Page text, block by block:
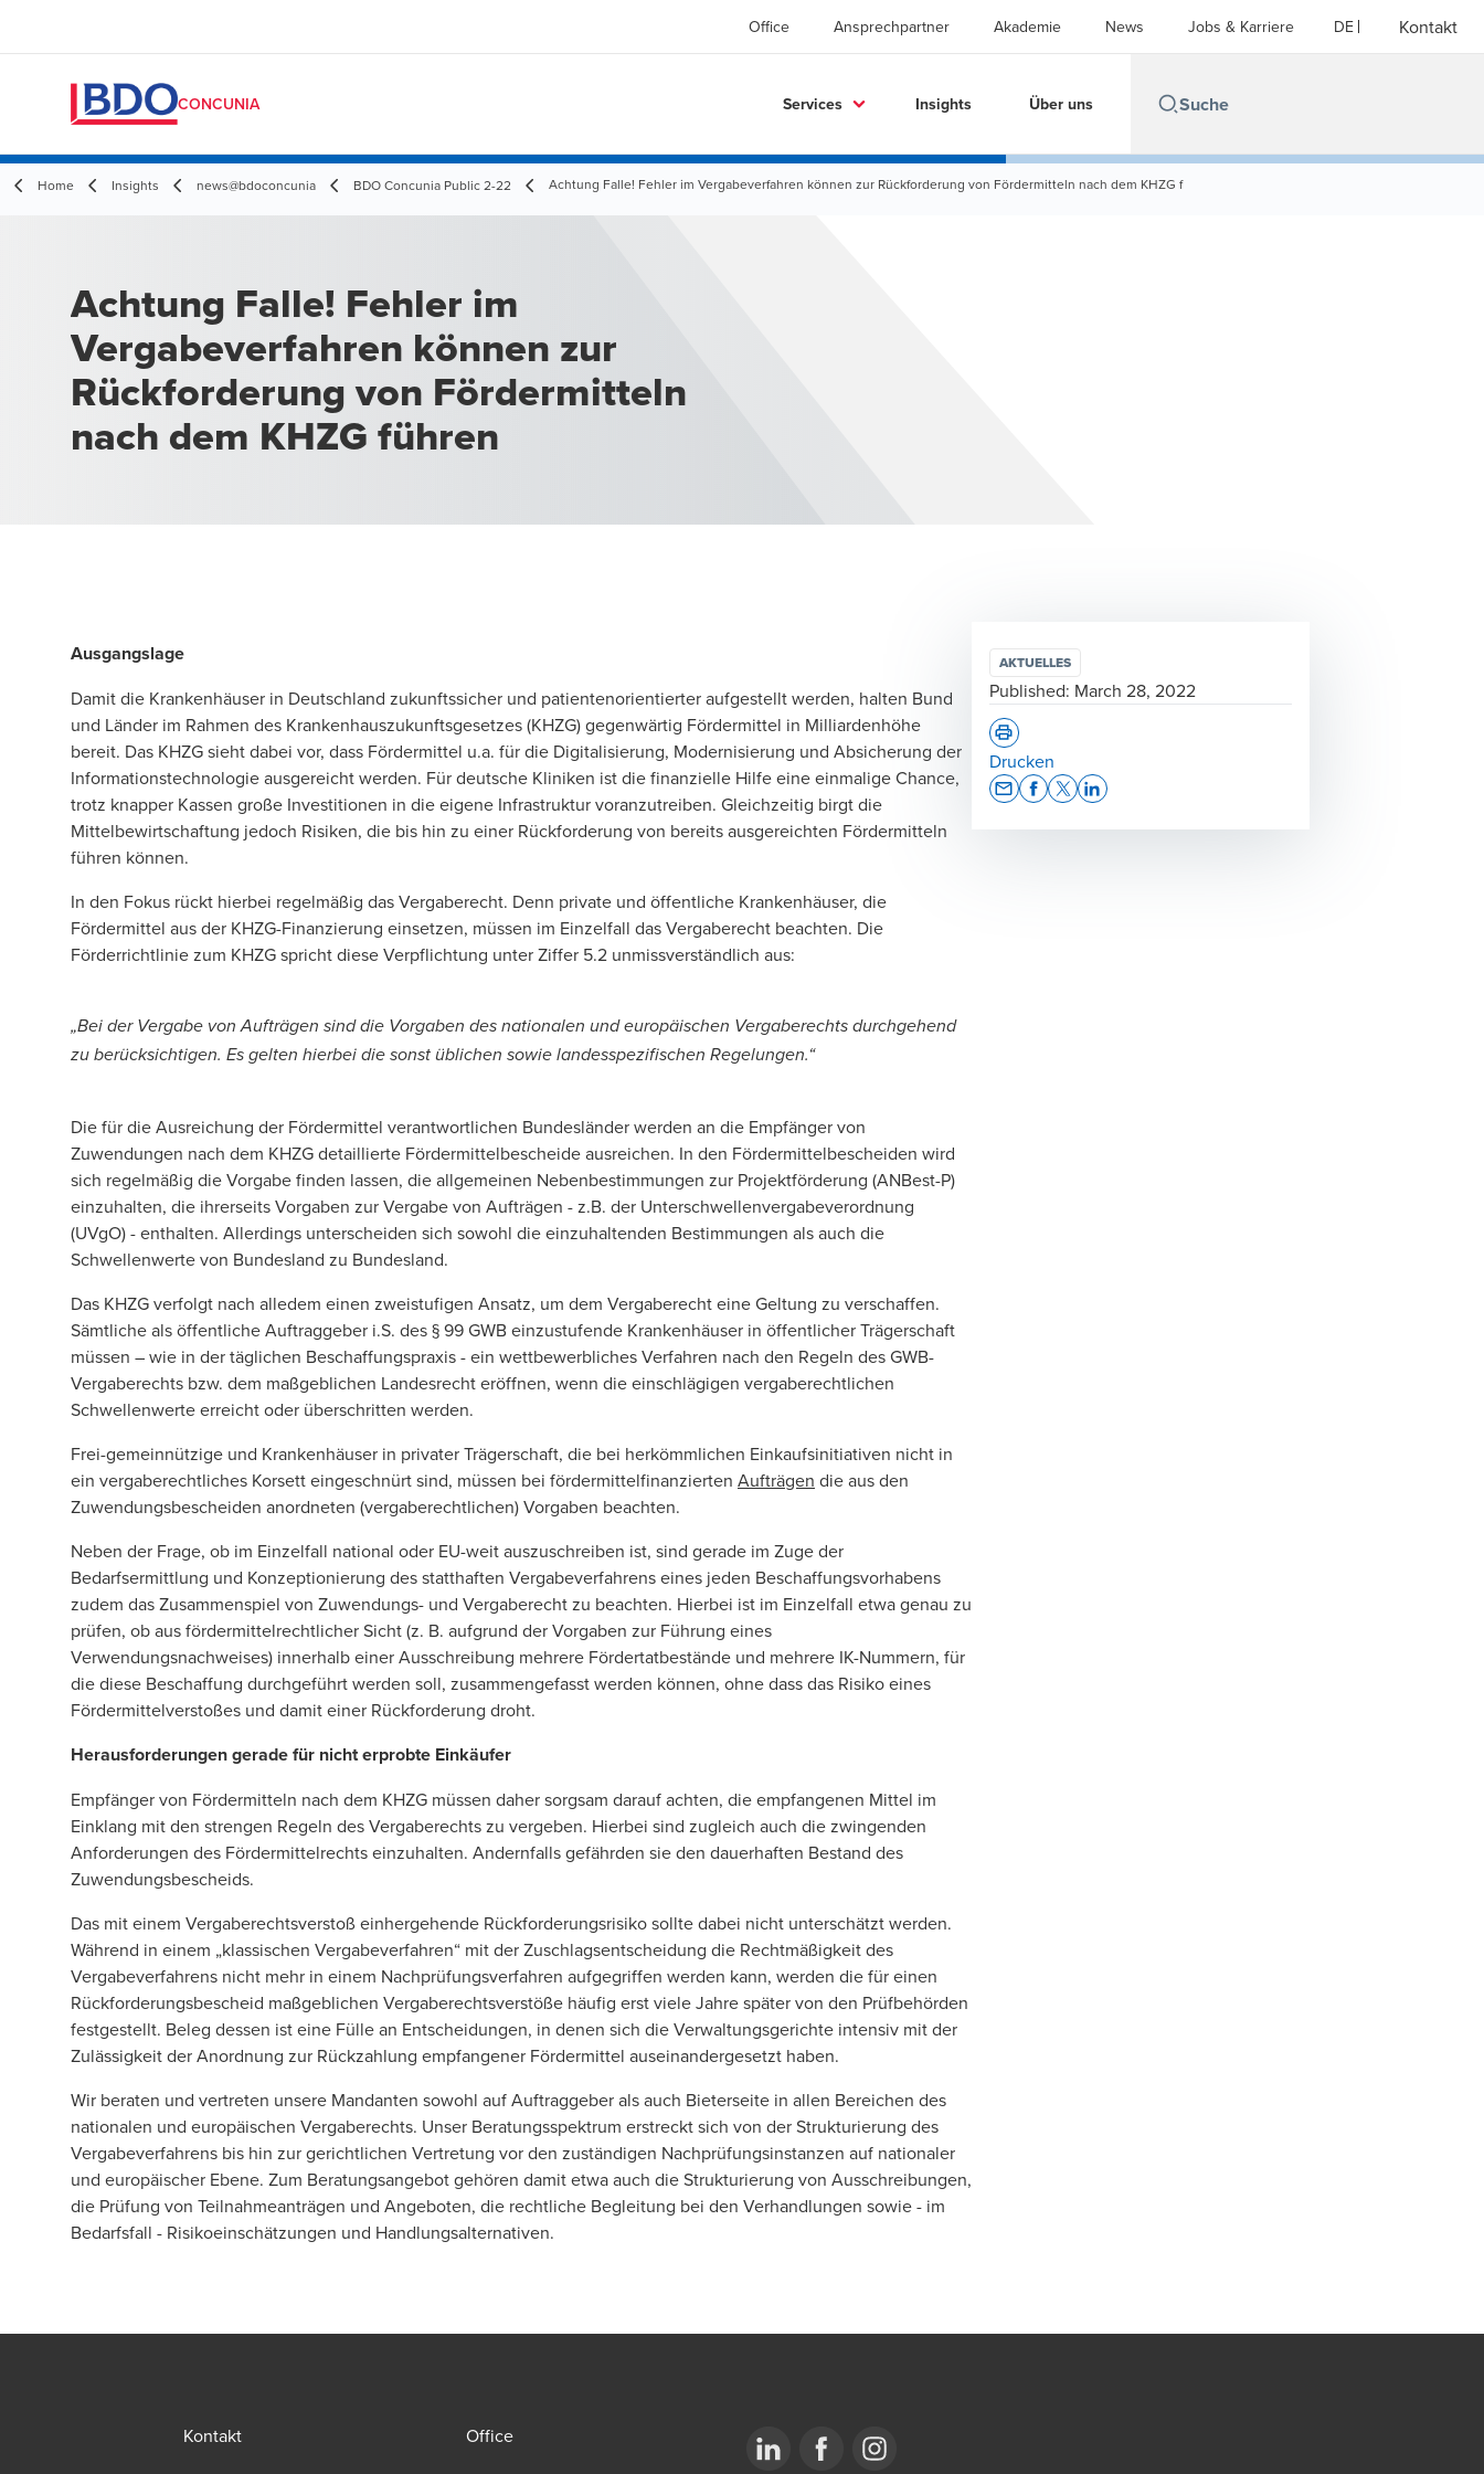
Office Ansprechpartner Akademie News Jobs & Karriere DE Kontakt
CONCUNIA Services Insights Über uns
Home Insights news@bdoconcunia BDO Concunia Public 2-22 Achtung Falle! Fehler im Vergabeverfahren können zur Rückforderung von Fördermitteln nach dem KHZG f
Achtung Falle! Fehler im
Vergabeverfahren können zur
Rückforderung von Fördermitteln
nach dem KHZG führen
Ausgangslage
Damit die Krankenhäuser in Deutschland zukunftssicher und patientenorientierter aufgestellt werden, halten Bund
und Länder im Rahmen des Krankenhauszukunftsgesetzes (KHZG) gegenwärtig Fördermittel in Milliardenhöhe
bereit. Das KHZG sieht dabei vor, dass Fördermittel u.a. für die Digitalisierung, Modernisierung und Absicherung der
Informationstechnologie ausgereicht werden. Für deutsche Kliniken ist die finanzielle Hilfe eine einmalige Chance,
trotz knapper Kassen große Investitionen in die eigene Infrastruktur voranzutreiben. Gleichzeitig birgt die
Mittelbewirtschaftung jedoch Risiken, die bis hin zu einer Rückforderung von bereits ausgereichten Fördermitteln
führen können.
In den Fokus rückt hierbei regelmäßig das Vergaberecht. Denn private und öffentliche Krankenhäuser, die
Fördermittel aus der KHZG-Finanzierung einsetzen, müssen im Einzelfall das Vergaberecht beachten. Die
Förderrichtlinie zum KHZG spricht diese Verpflichtung unter Ziffer 5.2 unmissverständlich aus:
„Bei der Vergabe von Aufträgen sind die Vorgaben des nationalen und europäischen Vergaberechts durchgehend
zu berücksichtigen. Es gelten hierbei die sonst üblichen sowie landesspezifischen Regelungen.“
Die für die Ausreichung der Fördermittel verantwortlichen Bundesländer werden an die Empfänger von
Zuwendungen nach dem KHZG detaillierte Fördermittelbescheide ausreichen. In den Fördermittelbescheiden wird
sich regelmäßig die Vorgabe finden lassen, die allgemeinen Nebenbestimmungen zur Projektförderung (ANBest-P)
einzuhalten, die ihrerseits Vorgaben zur Vergabe von Aufträgen - z.B. der Unterschwellenvergabeverordnung
(UVgO) - enthalten. Allerdings unterscheiden sich sowohl die einzuhaltenden Bestimmungen als auch die
Schwellenwerte von Bundesland zu Bundesland.
Das KHZG verfolgt nach alledem einen zweistufigen Ansatz, um dem Vergaberecht eine Geltung zu verschaffen.
Sämtliche als öffentliche Auftraggeber i.S. des § 99 GWB einzustufende Krankenhäuser in öffentlicher Trägerschaft
müssen – wie in der täglichen Beschaffungspraxis - ein wettbewerbliches Verfahren nach den Regeln des GWB-
Vergaberechts bzw. dem maßgeblichen Landesrecht eröffnen, wenn die einschlägigen vergaberechtlichen
Schwellenwerte erreicht oder überschritten werden.
Frei-gemeinnützige und Krankenhäuser in privater Trägerschaft, die bei herkömmlichen Einkaufsinitiativen nicht in
ein vergaberechtliches Korsett eingeschnürt sind, müssen bei fördermittelfinanzierten Aufträgen die aus den
Zuwendungsbescheiden anordneten (vergaberechtlichen) Vorgaben beachten.
Neben der Frage, ob im Einzelfall national oder EU-weit auszuschreiben ist, sind gerade im Zuge der
Bedarfsermittlung und Konzeptionierung des statthaften Vergabeverfahrens eines jeden Beschaffungsvorhabens
zudem das Zusammenspiel von Zuwendungs- und Vergaberecht zu beachten. Hierbei ist im Einzelfall etwa genau zu
prüfen, ob aus fördermittelrechtlicher Sicht (z. B. aufgrund der Vorgaben zur Führung eines
Verwendungsnachweises) innerhalb einer Ausschreibung mehrere Fördertatbestände und mehrere IK-Nummern, für
die diese Beschaffung durchgeführt werden soll, zusammengefasst werden können, ohne dass das Risiko eines
Fördermittelverstoßes und damit einer Rückforderung droht.
Herausforderungen gerade für nicht erprobte Einkäufer
Empfänger von Fördermitteln nach dem KHZG müssen daher sorgsam darauf achten, die empfangenen Mittel im
Einklang mit den strengen Regeln des Vergaberechts zu vergeben. Hierbei sind zugleich auch die zwingenden
Anforderungen des Fördermittelrechts einzuhalten. Andernfalls gefährden sie den dauerhaften Bestand des
Zuwendungsbescheids.
Das mit einem Vergaberechtsverstoß einhergehende Rückforderungsrisiko sollte dabei nicht unterschätzt werden.
Während in einem „klassischen Vergabeverfahren“ mit der Zuschlagsentscheidung die Rechtmäßigkeit des
Vergabeverfahrens nicht mehr in einem Nachprüfungsverfahren aufgegriffen werden kann, werden die für einen
Rückforderungsbescheid maßgeblichen Vergaberechtsverstöße häufig erst viele Jahre später von den Prüfbehörden
festgestellt. Beleg dessen ist eine Fülle an Entscheidungen, in denen sich die Verwaltungsgerichte intensiv mit der
Zulässigkeit der Anordnung zur Rückzahlung empfangener Fördermittel auseinandergesetzt haben.
Wir beraten und vertreten unsere Mandanten sowohl auf Auftraggeber als auch Bieterseite in allen Bereichen des
nationalen und europäischen Vergaberechts. Unser Beratungsspektrum erstreckt sich von der Strukturierung des
Vergabeverfahrens bis hin zur gerichtlichen Vertretung vor den zuständigen Nachprüfungsinstanzen auf nationaler
und europäischer Ebene. Zum Beratungsangebot gehören damit etwa auch die Strukturierung von Ausschreibungen,
die Prüfung von Teilnahmeanträgen und Angeboten, die rechtliche Begleitung bei den Verhandlungen sowie - im
Bedarfsfall - Risikoeinschätzungen und Handlungsalternativen.
AKTUELLES
Published: March 28, 2022
Drucken
Kontakt
Office